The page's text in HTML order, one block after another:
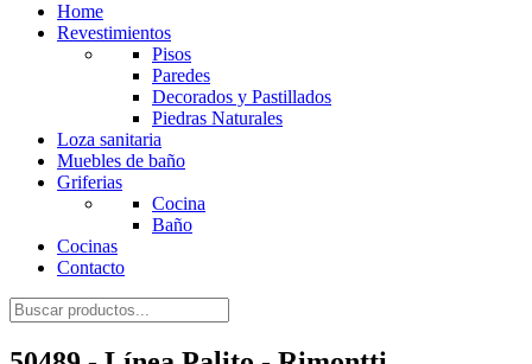
Home
Revestimientos
Pisos
Paredes
Decorados y Pastillados
Piedras Naturales
Loza sanitaria
Muebles de baño
Griferias
Cocina
Baño
Cocinas
Contacto